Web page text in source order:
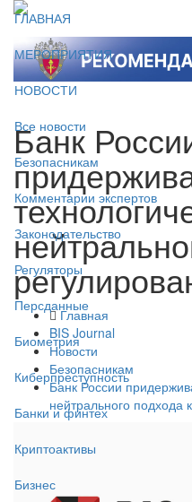
ГЛАВНАЯ
МЕРОПРИЯТИЯ
НОВОСТИ
Все новости
Безопасникам
Комментарии экспертов
Законодательство
Регуляторы
Персданные
Биометрия
Киберпреступность
Банки и финтех
Криптоактивы
Бизнес
Банк
Главная
BIS Journal
Новости
Безопасникам
Банк России
нейтрального подхода